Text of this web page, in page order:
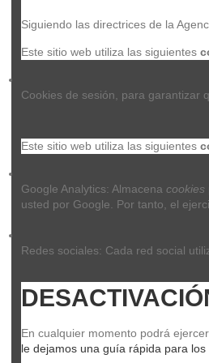
Siguiendo las directrices de la
Este sitio web utiliza las siguientes
Cookies de sesión, para garantizar
Este sitio web utiliza las siguientes
Google Analytics: Almacena cookies
usted por Google. Por tanto, el
Redes sociales: Cada red social
En cualquier momento podrá
le dejamos una guía rápida para